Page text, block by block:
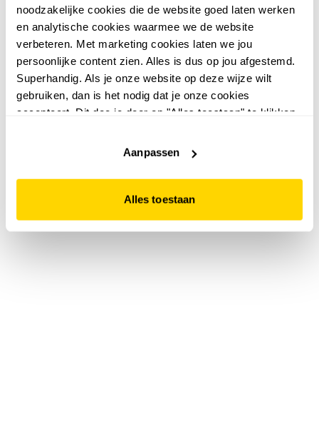
noodzakelijke cookies die de website goed laten werken
en analytische cookies waarmee we de website
verbeteren. Met marketing cookies laten we jou
persoonlijke content zien. Alles is dus op jou afgestemd.
Superhandig. Als je onze website op deze wijze wilt
gebruiken, dan is het nodig dat je onze cookies
accepteert. Dit doe je door op "Alles toestaan" te klikken.
website niet optimaal functioneert.
Aanpassen
Alles toestaan